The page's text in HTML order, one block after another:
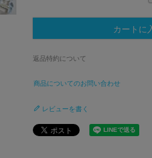
カートに
返品特約について
商品についてのお問い合わせ
レビューを書く